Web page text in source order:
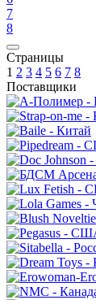
7
8
Страницы
1 2 3 4 5 6 7 8
Поставщики